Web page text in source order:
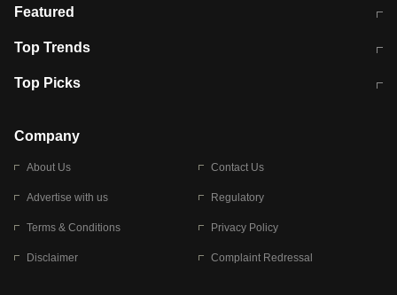
मुंबई में लगे 'जेन जी' के पोस्टर, लिखा- 'मैं
Featured
10 अगस्त को विधानसभा का घेराव करेंगे
Top Trends
RBI का नया नियम: अब बैंकों को अपनी सभी
Top Picks
बारिश की चेतावनी
Company
About Us Contact Us
Advertise with us Regulatory
Terms & Conditions Privacy Policy
Disclaimer Complaint Redressal